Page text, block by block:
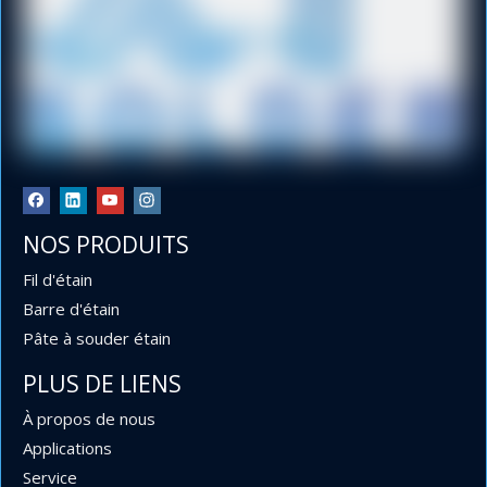
Fil à souder étain-plomb
Fil à souder étain
Catégorie de Produit
Dernières nouvelles
NOS PRODUITS
Fil d'étain
Barre d'étain
Pâte à souder étain
PLUS DE LIENS
À propos de nous
Applications
Service